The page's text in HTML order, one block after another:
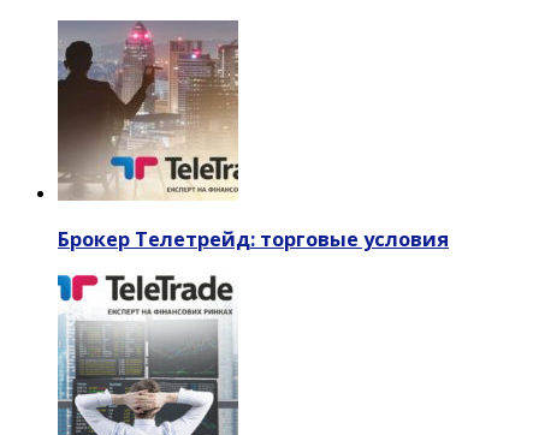
Брокер Телетрейд: торговые условия